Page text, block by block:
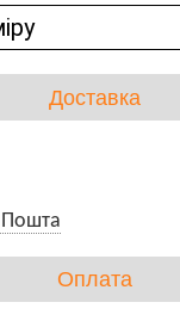
Доставка
Оплата